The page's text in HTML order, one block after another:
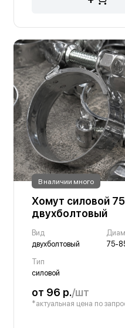
В наличии много
Хомут силовой
двухболтовый
Вид
двухболтовый
75-
Тип
силовой
от 96 р./шт
*актуальная цена по